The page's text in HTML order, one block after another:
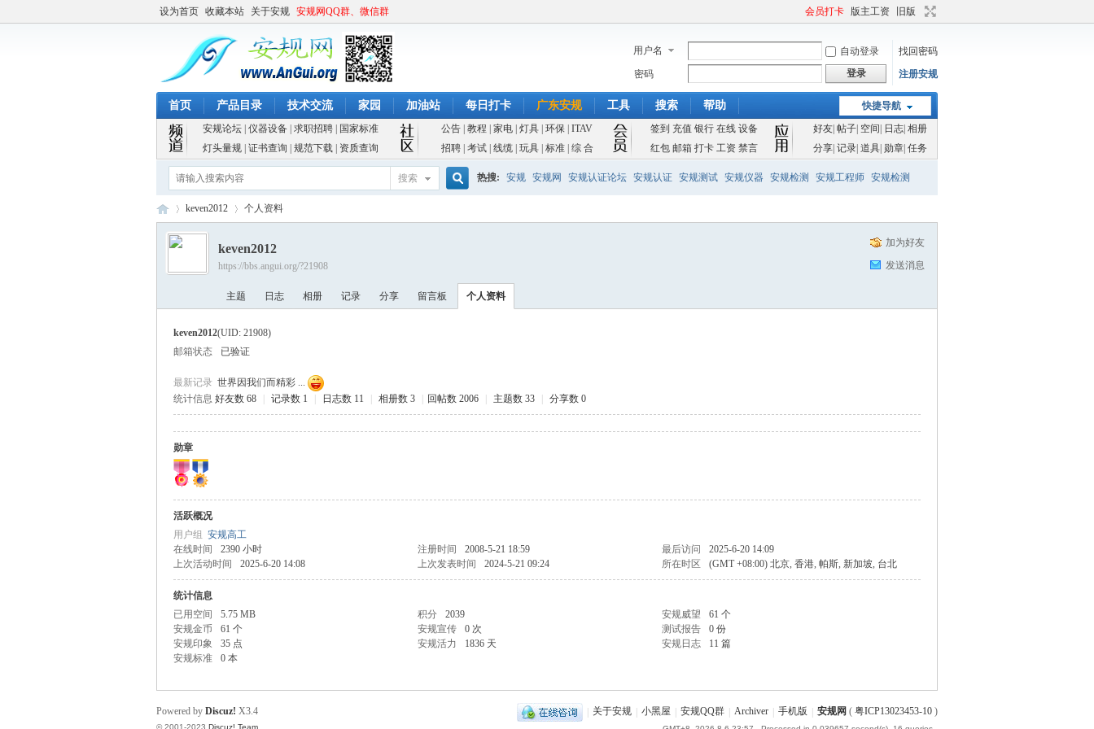
设为首页 收藏本站 关于安规 安规网QQ群、微信群 会员打卡 版主工资 旧版
用户名 自动登录
找回密码
密码
登录 注册安规
快捷导航
首页 产品目录 技术交流 家园 加油站 每日打卡 广东安规 工具 搜索 帮助
安规论坛 仪器设备 求职招聘 国家标准 公告 教程 家电 灯具 环保 ITAV 签到 充值 银行 在线 设备 好友| 帖子| 空间 日志| 相册
灯头量规 证书查询 规范下载 资质查询 招聘| 考试| 线缆| 玩具| 标准| 综 合 红包 邮箱 打卡 工资 禁言 分享| 记录| 道具| 勋章| 任务
搜索 热搜: 安规 安规网 安规认证论坛 安规认证 安规测试 安规仪器 安规检测 安规工程师 安规检测
›
keven2012 个人资料
加为好友
发送消息
keven2012
https://bbs.angui.org/?21908
主题 日志 相册 记录 分享 留言板 个人资料
keven2012(UID: 21908)
邮箱状态
已验证
最新记录 世界因我们而精彩 ...
统计信息 好友数 68 记录数 1 日志数 11 相册数 3 回帖数 2006 主题数 33 分享数 0
勋章
活跃概况
用户组 安规高工
在线时间
2390 小时 注册时间 2008-5-21 18:59 最后访问
2025-6-20 14:09
上次活动时间
2025-6-20 14:08 上次发表时间 2024-5-21 09:24 所在时区 (GMT +08:00) 北京, 香港, 帕斯, 新加坡, 台北
统计信息
已用空间
5.75 MB 积分 2039 安规威望
61 个
安规金币
61 个 安规宣传 0 次 测试报告
0 份
安规印象
35 点 安规活力 1836 天 安规日志
11 篇
安规标准
0 本
| 关于安规 | 小黑屋 | 安规QQ群 | Archiver | 手机版 | 安规网 ( 粤ICP13023453-10 )
Powered by Discuz! X3.4
© 2001-2023 Discuz! Team